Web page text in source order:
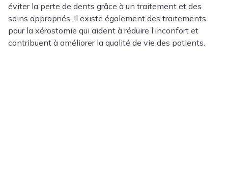
éviter la perte de dents grâce à un traitement et des
soins appropriés. Il existe également des traitements
pour la xérostomie qui aident à réduire l’inconfort et
contribuent à améliorer la qualité de vie des patients.